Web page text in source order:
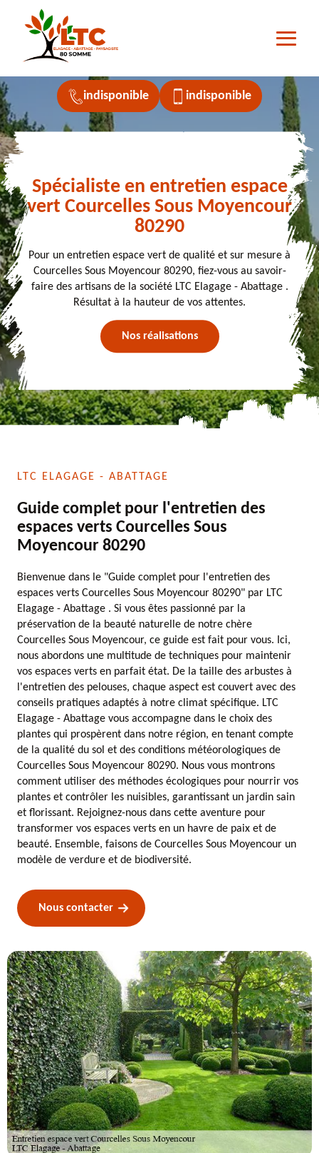
indisponible indisponible
Spécialiste en entretien espace
vert Courcelles Sous Moyencour
80290
Pour un entretien espace vert de qualité et sur mesure à
Courcelles Sous Moyencour 80290, fiez-vous au savoir-
faire des artisans de la société LTC Elagage - Abattage .
Résultat à la hauteur de vos attentes.
Nos réalisations
LTC ELAGAGE - ABATTAGE
Guide complet pour l'entretien des
espaces verts Courcelles Sous
Moyencour 80290
Bienvenue dans le "Guide complet pour l'entretien des
espaces verts Courcelles Sous Moyencour 80290" par LTC
Elagage - Abattage . Si vous êtes passionné par la
préservation de la beauté naturelle de notre chère
Courcelles Sous Moyencour, ce guide est fait pour vous. Ici,
nous abordons une multitude de techniques pour maintenir
vos espaces verts en parfait état. De la taille des arbustes à
l'entretien des pelouses, chaque aspect est couvert avec des
conseils pratiques adaptés à notre climat spécifique. LTC
Elagage - Abattage vous accompagne dans le choix des
plantes qui prospèrent dans notre région, en tenant compte
de la qualité du sol et des conditions météorologiques de
Courcelles Sous Moyencour 80290. Nous vous montrons
comment utiliser des méthodes écologiques pour nourrir vos
plantes et contrôler les nuisibles, garantissant un jardin sain
et florissant. Rejoignez-nous dans cette aventure pour
transformer vos espaces verts en un havre de paix et de
beauté. Ensemble, faisons de Courcelles Sous Moyencour un
modèle de verdure et de biodiversité.
Nous contacter